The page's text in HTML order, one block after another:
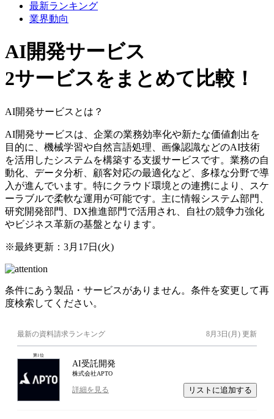
最新ランキング
業界動向
AI開発サービス
2サービスをまとめて比較！
AI開発サービスとは？
AI開発サービスは、企業の業務効率化や新たな価値創出を
目的に、機械学習や自然言語処理、画像認識などのAI技術
を活用したシステムを構築する支援サービスです。業務の自
動化、データ分析、顧客対応の最適化など、多様な分野で導
入が進んでいます。特にクラウド環境との連携により、スケ
ーラブルで柔軟な運用が可能です。主に情報システム部門、
研究開発部門、DX推進部門で活用され、自社の競争力強化
やビジネス革新の基盤となります。
※最終更新： 3月17日(火)
条件にあう製品・サービスがありません。条件を変更して再
度検索してください。
最新の資料請求ランキング 8月3日(月) 更新
第1位
AI受託開発
株式会社APTO
詳細を見る リストに追加する